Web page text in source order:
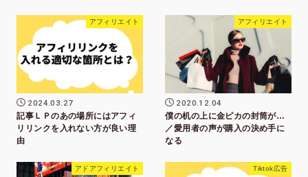
アフィリエイト
2024.03.27
記事ＬＰのあの場所にはアフィ
リリンクを入れない方が良い理
由
アフィリエイト
2020.12.04
僕の机の上に金ピカの封筒が…
／愛用者の声が購入の決め手に
なる
アドアフィリエイト Tiktok広告